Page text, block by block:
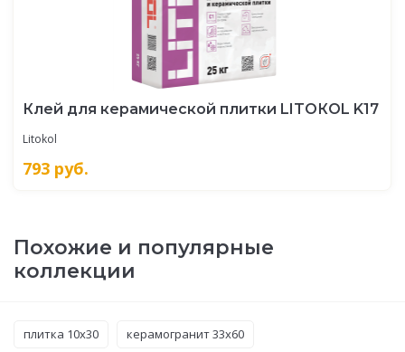
Клей для керамической плитки LITOКOL K17
Litokol
793 руб.
Похожие и популярные
коллекции
плитка 10x30 керамогранит 33x60